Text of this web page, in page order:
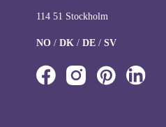
114 51 Stockholm
NO / DK / DE / SV